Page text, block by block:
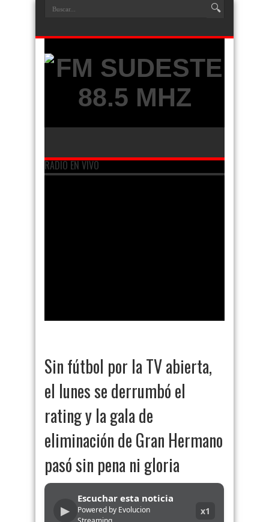
RADIO EN VIVO
Sin fútbol por la TV abierta,
el lunes se derrumbó el
rating y la gala de
eliminación de Gran Hermano
pasó sin pena ni gloria
▶
Escuchar esta noticia
Powered by Evolucion
x1